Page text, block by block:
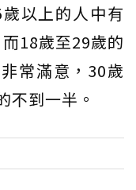
以上的人中有
18歲至29歲的
常滿意，30歲
不到一半。